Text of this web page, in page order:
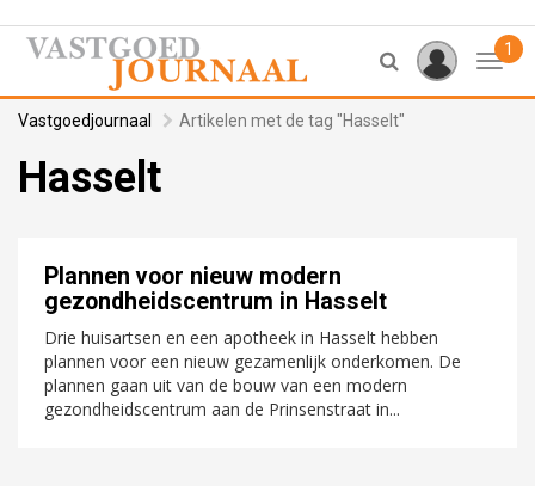
1
Vastgoedjournaal Artikelen met de tag "Hasselt"
Hasselt
Plannen voor nieuw modern
gezondheidscentrum in Hasselt
Drie huisartsen en een apotheek in Hasselt hebben
plannen voor een nieuw gezamenlijk onderkomen. De
plannen gaan uit van de bouw van een modern
gezondheidscentrum aan de Prinsenstraat in...